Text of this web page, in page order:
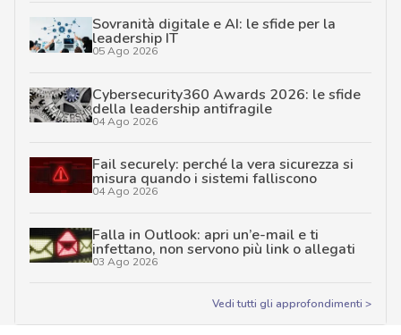
Sovranità digitale e AI: le sfide per la
leadership IT
05 Ago 2026
Cybersecurity360 Awards 2026: le sfide
della leadership antifragile
04 Ago 2026
Fail securely: perché la vera sicurezza si
misura quando i sistemi falliscono
04 Ago 2026
Falla in Outlook: apri un’e-mail e ti
infettano, non servono più link o allegati
03 Ago 2026
Vedi tutti gli approfondimenti >